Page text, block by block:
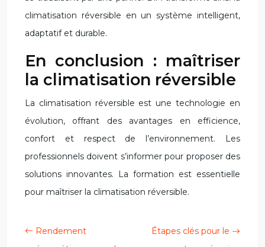
climatisation réversible en un système intelligent,
adaptatif et durable.
En conclusion : maîtriser
la climatisation réversible
La climatisation réversible est une technologie en
évolution, offrant des avantages en efficience,
confort et respect de l’environnement. Les
professionnels doivent s’informer pour proposer des
solutions innovantes. La formation est essentielle
pour maîtriser la climatisation réversible.
Rendement
Étapes clés pour le